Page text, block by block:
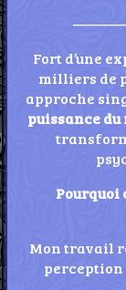
Fort d’une
milliers de
approche
puissance
Pourquoi
Mon travail
perception